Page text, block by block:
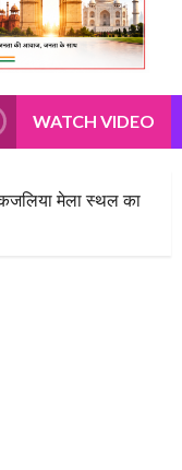
WATCH VIDEO
कजलिया मेला स्थल का